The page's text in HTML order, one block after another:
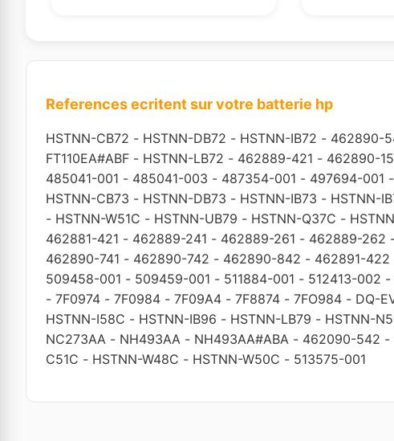
References ecritent sur votre batterie hp
HSTNN-CB72 - HSTNN-DB72 - HSTNN-IB72 - 462890-
FT110EA#ABF - HSTNN-LB72 - 462889-421 - 462890-
485041-001 - 485041-003 - 487354-001 - 497694-001 -
HSTNN-CB73 - HSTNN-DB73 - HSTNN-IB73 - HSTNN-
- HSTNN-W51C - HSTNN-UB79 - HSTNN-Q37C -
462881-421 - 462889-241 - 462889-261 - 462889-262
462890-741 - 462890-742 - 462890-842 - 462891-422
509458-001 - 509459-001 - 511884-001 - 512413-002 -
- 7F0974 - 7F0984 - 7F09A4 - 7F8874 - 7FO984 - DQ-
HSTNN-I58C - HSTNN-IB96 - HSTNN-LB79 - HSTNN-
NC273AA - NH493AA - NH493AA#ABA - 462090-542 -
C51C - HSTNN-W48C - HSTNN-W50C - 513575-001